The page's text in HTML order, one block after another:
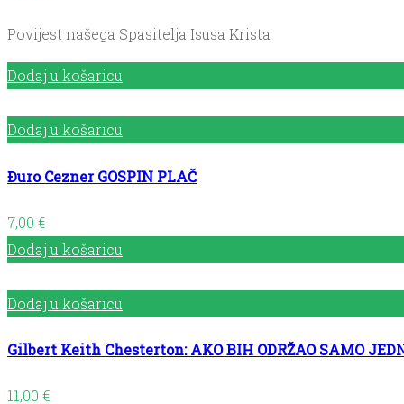
Povijest našega Spasitelja Isusa Krista
Dodaj u košaricu
Dodaj u košaricu
Đuro Cezner GOSPIN PLAČ
7,00 €
Dodaj u košaricu
Dodaj u košaricu
Gilbert Keith Chesterton: AKO BIH ODRŽAO SAMO
11,00 €